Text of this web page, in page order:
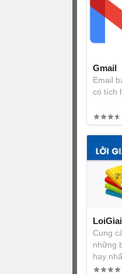
Gmail
Email
có tích
Cung
những
hay